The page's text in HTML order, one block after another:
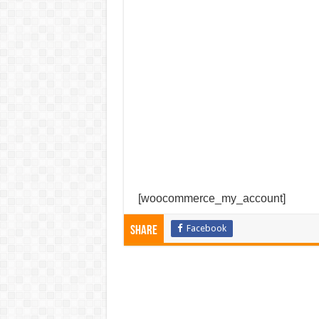
[woocommerce_my_account]
Share Facebook